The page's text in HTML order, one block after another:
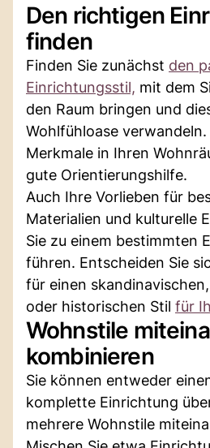
Den richtigen
finden
Finden Sie zunächst den
Einrichtungsstil, mit dem
den Raum bringen und
Wohlfühloase
Merkmale in Ihren
gute Orientierungshilfe.
Auch Ihre Vorlieben für
Materialien und kulturelle
Sie zu einem bestimmten
führen. Entscheiden Sie
für einen
oder historischen Stil für
Wohnstile
kombinieren
Sie können entweder
komplette Einrichtung
mehrere Wohnstile